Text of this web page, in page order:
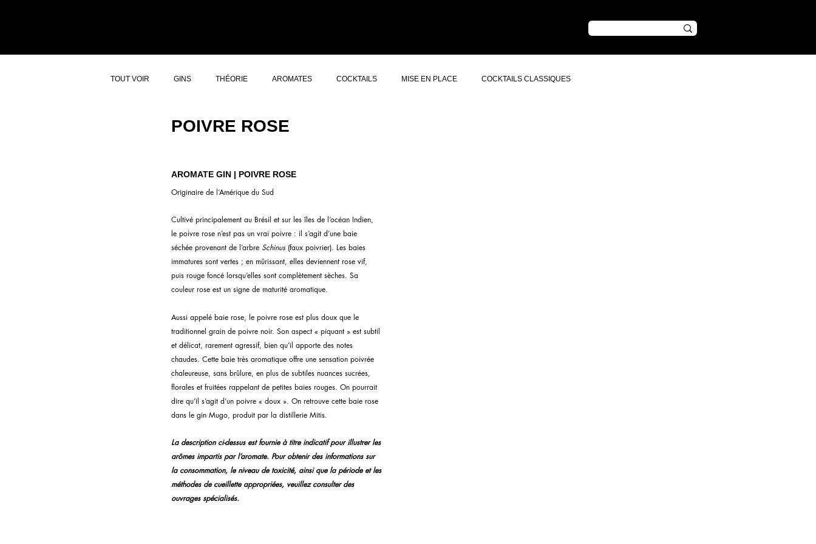
TOUT VOIR GINS THÉORIE AROMATES COCKTAILS MISE EN PLACE COCKTAILS CLASSIQUES
POIVRE ROSE
AROMATE GIN | POIVRE ROSE
Originaire de l’Amérique du Sud
Cultivé principalement au Brésil et sur les îles de l’océan Indien,
le poivre rose n’est pas un vrai poivre : il s’agit d’une baie
séchée provenant de l’arbre Schinus (faux poivrier). Les baies
immatures sont vertes ; en mûrissant, elles deviennent rose vif,
puis rouge foncé lorsqu’elles sont complètement sèches. Sa
couleur rose est un signe de maturité aromatique.
Aussi appelé baie rose, le poivre rose est plus doux que le
traditionnel grain de poivre noir. Son aspect « piquant » est subtil
et délicat, rarement agressif, bien qu’il apporte des notes
chaudes. Cette baie très aromatique offre une sensation poivrée
chaleureuse, sans brûlure, en plus de subtiles nuances sucrées,
florales et fruitées rappelant de petites baies rouges. On pourrait
dire qu’il s’agit d’un poivre « doux ». On retrouve cette baie rose
dans le gin Mugo, produit par la distillerie Mitis.
La description ci-dessus est fournie à titre indicatif pour illustrer les
arômes impartis par l’aromate. Pour obtenir des informations sur
la consommation, le niveau de toxicité, ainsi que la période et les
méthodes de cueillette appropriées, veuillez consulter des
ouvrages spécialisés.